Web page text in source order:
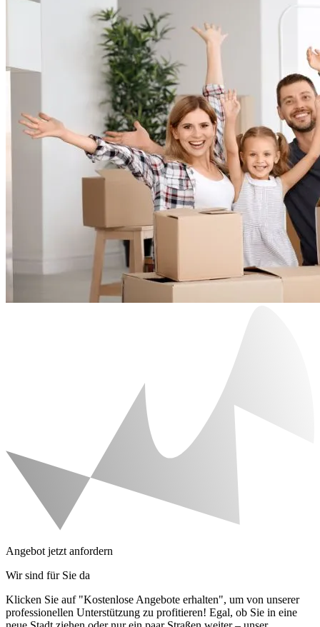
Angebot jetzt anfordern
Wir sind für Sie da
Klicken Sie auf "Kostenlose Angebote erhalten", um von unserer
professionellen Unterstützung zu profitieren! Egal, ob Sie in eine